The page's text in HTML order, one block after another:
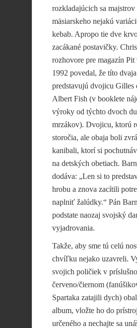
rozkladajúcich sa majstrov
mäsiarskeho nejakú
kebab. Apropo tie dve
zacákané postavičky.
rozhovore pre magazín Pit
1992 povedal, že títo dvaja
predstavujú dvojicu Gilles
Albert Fish (v booklete
výroky od týchto dvoch
mrzákov). Dvojicu, ktorú
storočia, ale obaja boli
kanibali, ktorí si
na detských obetiach.
dodáva: „Len si to
hrobu a znova zacítili
naplniť žalúdky.“ Pán
podstate naozaj svojský
vyjadrovania.
Takže, aby sme tú celú
chvíľku nejako uzavreli.
svojich poličiek v
červeno/čiernom
Spartaka zatajili dych)
album, vložte ho do
určeného a nechajte sa